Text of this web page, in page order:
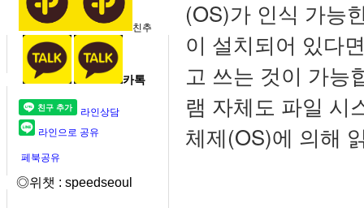
친추
카톡
라인상담
라인으로 공유
페북공유
◎위챗 : speedseoul
(OS)가 인식 가능
이 설치되어 있다
고 쓰는 것이 가능
램 자체도 파일 시
체제(OS)에 의해